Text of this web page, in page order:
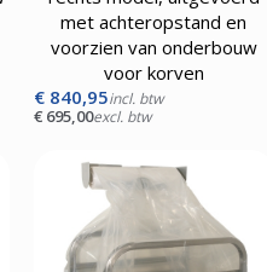
met achteropstand en
voorzien van onderbouw
voor korven
€840,95incl. btw
€695,00excl. btw